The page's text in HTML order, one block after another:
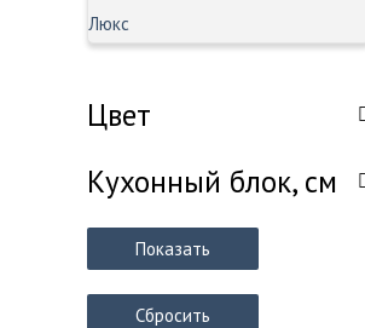
Люкс
Цвет
Кухонный блок, см
Показать
Сбросить